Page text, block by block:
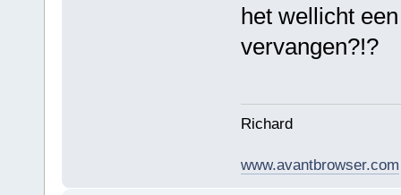
het wellicht
vervangen?!?
Richard
www.avantbrowser.com